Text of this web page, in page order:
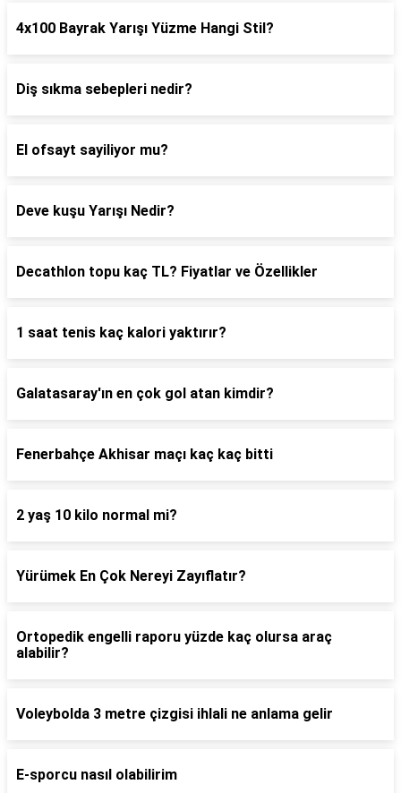
4x100 Bayrak Yarışı Yüzme Hangi Stil?
Diş sıkma sebepleri nedir?
El ofsayt sayiliyor mu?
Deve kuşu Yarışı Nedir?
Decathlon topu kaç TL? Fiyatlar ve Özellikler
1 saat tenis kaç kalori yaktırır?
Galatasaray'ın en çok gol atan kimdir?
Fenerbahçe Akhisar maçı kaç kaç bitti
2 yaş 10 kilo normal mi?
Yürümek En Çok Nereyi Zayıflatır?
Ortopedik engelli raporu yüzde kaç olursa araç
alabilir?
Voleybolda 3 metre çizgisi ihlali ne anlama gelir
E-sporcu nasıl olabilirim